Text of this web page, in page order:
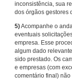
inconsistência, sua
dos órgãos gestores
5)Acompanhe o
eventuais
empresa. Esse
algum dado
sido prestado. Os
e empresas (com
comentário final)